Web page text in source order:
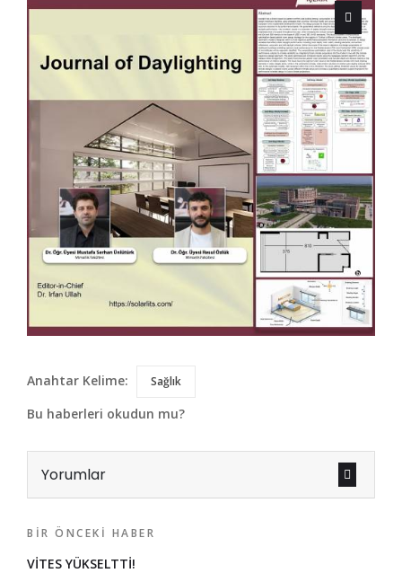
Anahtar Kelime: Sağlık
Bu haberleri okudun mu?
Yorumlar
BIR ÖNCEKI HABER
VİTES YÜKSELTTİ!